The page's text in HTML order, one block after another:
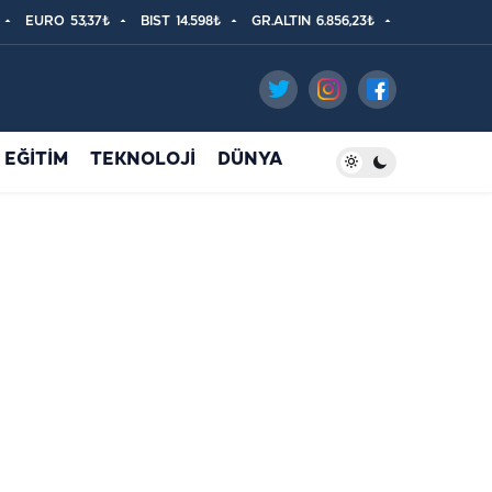
EURO 53,37₺ BIST 14.598₺ GR.ALTIN 6.856,23₺
EĞİTİM TEKNOLOJİ DÜNYA